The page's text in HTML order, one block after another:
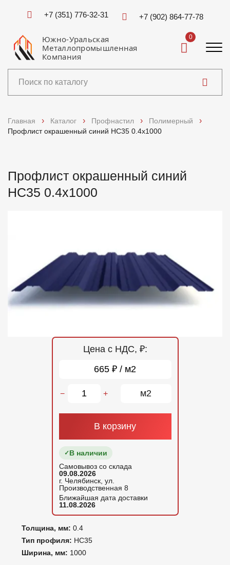
+7 (351) 776-32-31 +7 (902) 864-77-78
Южно-Уральская
Металлопромышленная
Компания
0
Доставка и оплата
Контакты
Главная Каталог Профнастил
Полимерный
Профлист окрашенный синий НС35 0.4x1000
Профлист окрашенный синий
НС35 0.4x1000
Толщина, мм: 0.4
Тип профиля: НС35
Ширина, мм: 1000
Цена с НДС, ₽:
665 ₽ / м2
− + м2
В корзину
В наличии
Самовывоз со склада
09.08.2026
г. Челябинск, ул.
Производственная 8
Ближайшая дата доставки
11.08.2026